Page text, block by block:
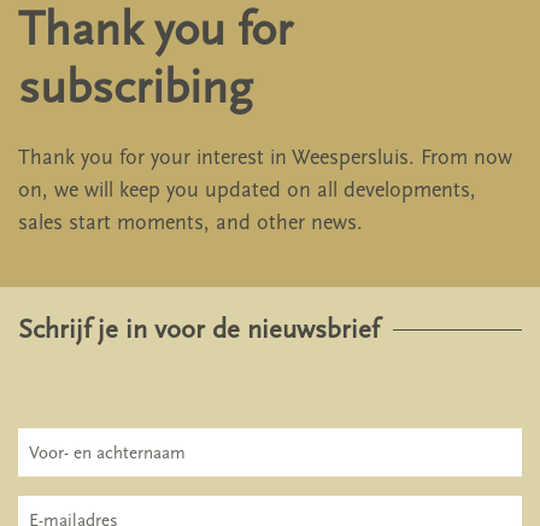
Thank you for
subscribing
Thank you for your interest in Weespersluis. From now
on, we will keep you updated on all developments,
sales start moments, and other news.
Schrijf je in voor de nieuwsbrief